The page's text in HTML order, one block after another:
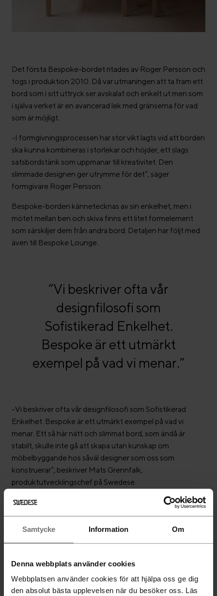
Samtycke Information Om
Denna webbplats använder cookies
Webbplatsen använder cookies för att hjälpa oss ge dig
den absolut bästa upplevelsen när du besöker oss. Läs
Det första Bespoke-bordet ritades av Roger Persson och
togs i produktion 2010. Då var utmaningen att ta fram ett
bord som i sitt uttryck ser avskalat och enkelt ut men som
i själva verket är en avancerad lek med gränserna för vad
som är möjligt.
-I formgivningsprocessen har stor vikt lagts vid att borden
ska kunna kombineras i storlekar och höjder, ett slags
satsbordstänk som uppmanar till kreativitet. Den
slimmade designen ger utrymme för det”, säger
formgivare Roger Persson.
Bespoke-borden kännetecknas av sin enkelhet, men i
mötet mellan ben och skiva finns ett litet formelement
som särskiljer dem från andra bord. Detaljen har följt med
även till Bespoke Lounge.
”Vi beskriver ofta vår
designfilosofi som
Sofistikerad Enkelhet.
Bespoke är ett utmärkt
exempel på vad vi menar.”
-Vi beskriver ofta vår designfilosofi som Sofistikerad
Enkelhet. Bespoke är ett utmärkt exempel på vad vi
menar. Ett så här nätt och slimmat bord, som ändå är
stabilt, skulle inte gå att skapa utan kunskap om
möbelbyggande hos såväl designer som oss som
konstruerar”, beskriver Mats Grennfalk,
produktutvecklingschef på Swedese.